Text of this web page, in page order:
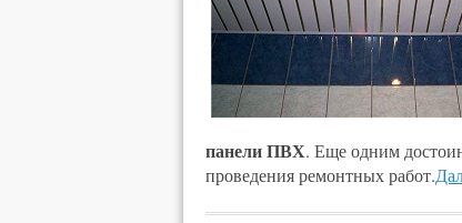
панели ПВХ. Еще одним
проведения ремонтных работ.